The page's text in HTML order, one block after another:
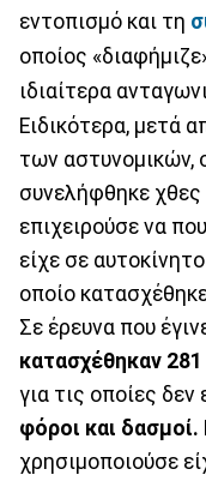
εντοπισμό και τη
οποίος
ιδιαίτερα
Ειδικότερα, μετά
των αστυνομικών,
συνελήφθηκε
επιχειρούσε να
είχε σε
οποίο
Σε έρευνα που
κατασχέθηκαν
για τις οποίες δεν
φόροι και δασμοί.
χρησιμοποιούσε